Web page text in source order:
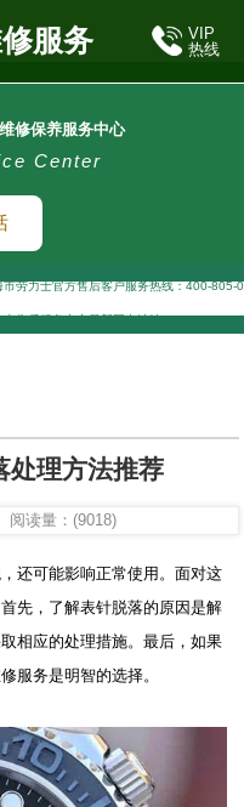
服务
VIP
热线
修保养服务中心
Center
上海市售后服务网络优化升级公告
劳力士官方售后客户服务热线：400-805-
售后服务中心最新网点地址：
桥路3号港汇中心2座37层3705室劳力士售
处理方法推荐
阅读量：(9018)
可能影响正常使用。面对这
先，了解表针脱落的原因是解
相应的处理措施。最后，如果
服务是明智的选择。